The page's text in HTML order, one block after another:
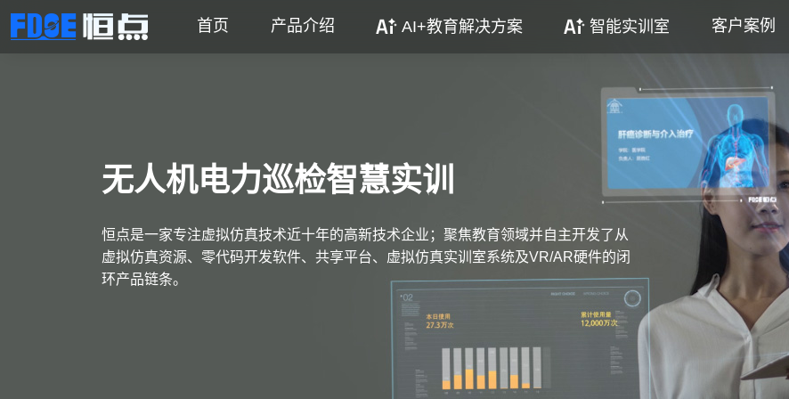
首页 产品介绍 AI+教育解决方案 智能实训室 客户案例
无人机电力巡检智慧实训
恒点是一家专注虚拟仿真技术近十年的高新技术企业；聚焦教育领域并自主开发了从
虚拟仿真资源、零代码开发软件、共享平台、虚拟仿真实训室系统及VR/AR硬件的闭
环产品链条。